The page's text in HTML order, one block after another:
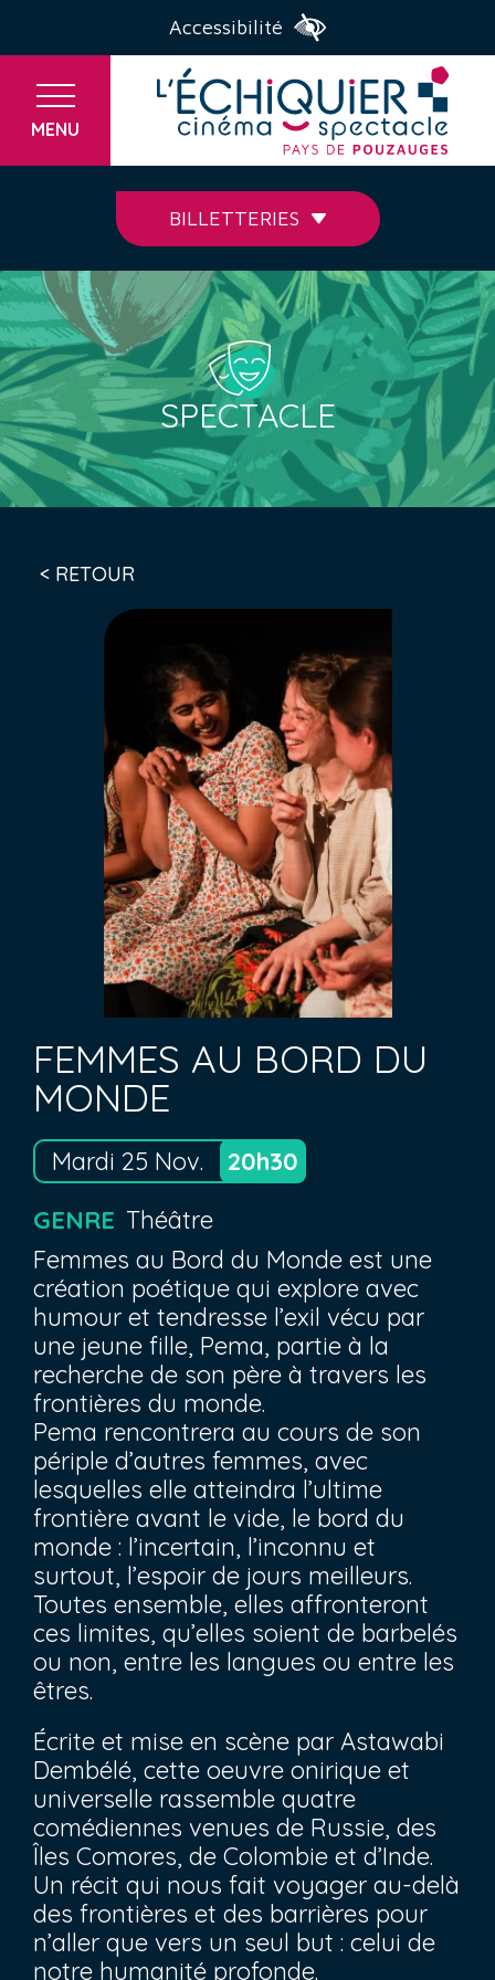
Accessibilité
MENU
BILLETTERIES
SPECTACLE
FEMMES AU BORD DU
MONDE
Mardi 25 Nov.
20h30
GENRE Théâtre
Femmes au Bord du Monde est une
création poétique qui explore avec
humour et tendresse l’exil vécu par
une jeune fille, Pema, partie à la
recherche de son père à travers les
frontières du monde.
Pema rencontrera au cours de son
périple d’autres femmes, avec
lesquelles elle atteindra l’ultime
frontière avant le vide, le bord du
monde : l’incertain, l’inconnu et
surtout, l’espoir de jours meilleurs.
Toutes ensemble, elles affronteront
ces limites, qu’elles soient de barbelés
ou non, entre les langues ou entre les
êtres.
Écrite et mise en scène par Astawabi
Dembélé, cette oeuvre onirique et
universelle rassemble quatre
comédiennes venues de Russie, des
Îles Comores, de Colombie et d’Inde.
Un récit qui nous fait voyager au-delà
des frontières et des barrières pour
n’aller que vers un seul but : celui de
notre humanité profonde.